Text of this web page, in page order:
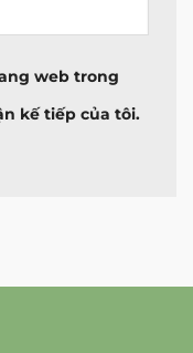
web trong
kế tiếp của tôi.